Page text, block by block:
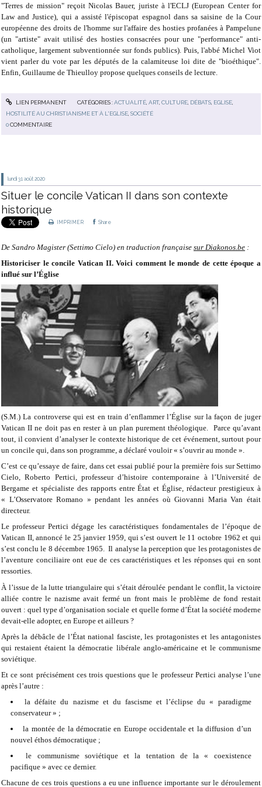
"Terres de mission" reçoit Nicolas Bauer, juriste à l'ECLJ (European Center for
Law and Justice), qui a assisté l'épiscopat espagnol dans sa saisine de la Cour
européenne des droits de l'homme sur l'affaire des hosties profanées à Pampelune
(un "artiste" avait utilisé des hosties consacrées pour une "performance" anti-
catholique, largement subventionnée sur fonds publics). Puis, l'abbé Michel Viot
vient parler du vote par les députés de la calamiteuse loi dite de "bioéthique".
Enfin, Guillaume de Thieulloy propose quelques conseils de lecture.
LIEN PERMANENT CATÉGORIES :ACTUALITÉ, ART, CULTURE, DÉBATS, EGLISE,
HOSTILITÉ AU CHRISTIANISME ET À L'EGLISE ,SOCIÉTÉ
0COMMENTAIRE
lundi 31 août 2020
Situer le concile Vatican II dans son contexte
historique
IMPRIMER Share
De Sandro Magister (Settimo Cielo) en traduction française sur Diakonos.be :
Historiciser le concile Vatican II. Voici comment le monde de cette époque a
influé sur l’Église
(S.M.) La controverse qui est en train d’enflammer l’Église sur la façon de juger
Vatican II ne doit pas en rester à un plan purement théologique. Parce qu’avant
tout, il convient d’analyser le contexte historique de cet événement, surtout pour
un concile qui, dans son programme, a déclaré vouloir « s’ouvrir au monde ».
C’est ce qu’essaye de faire, dans cet essai publié pour la première fois sur Settimo
Cielo, Roberto Pertici, professeur d’histoire contemporaine à l’Université de
Bergame et spécialiste des rapports entre État et Église, rédacteur prestigieux à
« L’Osservatore Romano » pendant les années où Giovanni Maria Van était
directeur.
Le professeur Pertici dégage les caractéristiques fondamentales de l’époque de
Vatican II, annoncé le 25 janvier 1959, qui s’est ouvert le 11 octobre 1962 et qui
s’est conclu le 8 décembre 1965. Il analyse la perception que les protagonistes de
l’aventure conciliaire ont eue de ces caractéristiques et les réponses qui en sont
ressorties.
À l’issue de la lutte triangulaire qui s’était déroulée pendant le conflit, la victoire
alliée contre le nazisme avait fermé un front mais le problème de fond restait
ouvert : quel type d’organisation sociale et quelle forme d’État la société moderne
devait-elle adopter, en Europe et ailleurs ?
Après la débâcle de l’État national fasciste, les protagonistes et les antagonistes
qui restaient étaient la démocratie libérale anglo-américaine et le communisme
soviétique.
Et ce sont précisément ces trois questions que le professeur Pertici analyse l’une
après l’autre :
la défaite du nazisme et du fascisme et l’éclipse du « paradigme
conservateur » ;
la montée de la démocratie en Europe occidentale et la diffusion d’un
nouvel éthos démocratique ;
le communisme soviétique et la tentation de la « coexistence
pacifique » avec ce dernier.
Chacune de ces trois questions a eu une influence importante sur le déroulement